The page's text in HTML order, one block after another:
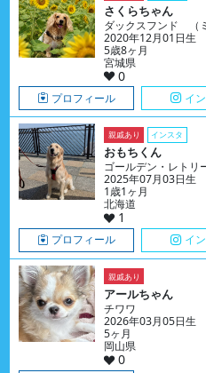
さくらちゃん
ダックスフンド （
2020年12月01日生
5歳8ヶ月
宮城県
0
プロフィール イ
親戚あり インスタ
おもちくん
ゴールデン・レトリ
2025年07月03日生
1歳1ヶ月
北海道
1
プロフィール イ
親戚あり
アールちゃん
チワワ
2026年03月05日生
5ヶ月
岡山県
0